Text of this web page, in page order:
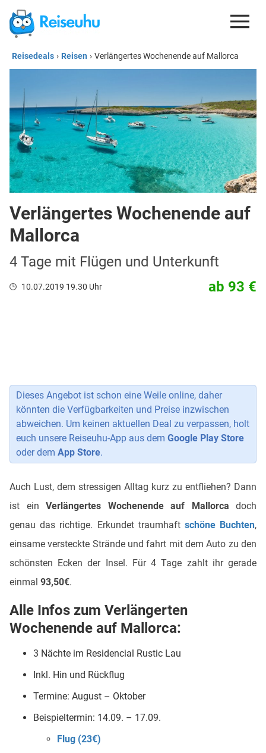
REISEDEALS
KREDITKARTEN
ESIM
REISEBLOG
Reisedeals › Reisen › Verlängertes Wochenende auf Mallorca
Verlängertes Wochenende auf
Mallorca
4 Tage mit Flügen und Unterkunft
10.07.2019 19.30 Uhr ab 93 €
Dieses Angebot ist schon eine Weile online, daher
könnten die Verfügbarkeiten und Preise inzwischen
abweichen. Um keinen aktuellen Deal zu verpassen, holt
euch unsere Reiseuhu-App aus dem Google Play Store
oder dem App Store.
Auch Lust, dem stressigen Alltag kurz zu entfliehen? Dann
ist ein Verlängertes Wochenende auf Mallorca doch
genau das richtige. Erkundet traumhaft schöne Buchten,
einsame versteckte Strände und fahrt mit dem Auto zu den
schönsten Ecken der Insel. Für 4 Tage zahlt ihr gerade
einmal 93,50€.
Alle Infos zum Verlängerten
Wochenende auf Mallorca:
3 Nächte im Residencial Rustic Lau
Inkl. Hin und Rückflug
Termine: August – Oktober
Beispieltermin: 14.09. – 17.09.
Flug (23€)